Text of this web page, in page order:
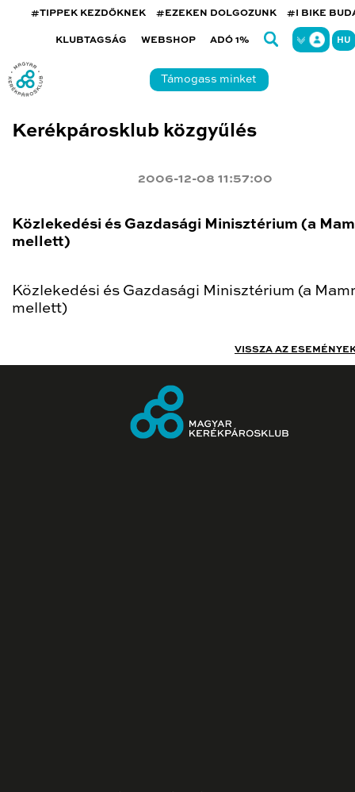
#TIPPEK KEZDŐKNEK #EZEKEN DOLGOZUNK #I BIKE
KLUBTAGSÁG WEBSHOP ADÓ 1% HU
Támogass minket
Kerékpárosklub közgyűlés
2006-12-08 11:57:00
Közlekedési és Gazdasági Minisztérium (a
mellett)
Közlekedési és Gazdasági Minisztérium (a
mellett)
VISSZA AZ